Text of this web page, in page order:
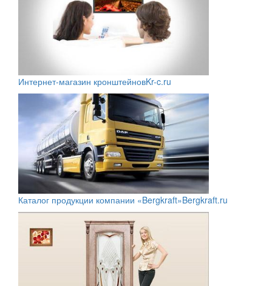
Интернет-магазин кронштейновKr-c.ru
Каталог продукции компании «Bergkraft»Bergkraft.ru